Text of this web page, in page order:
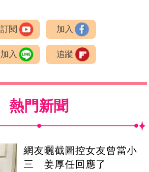
訂閱 加入
加入 追蹤
熱門新聞
網友曬截圖控女友曾當小
三 姜厚任回應了